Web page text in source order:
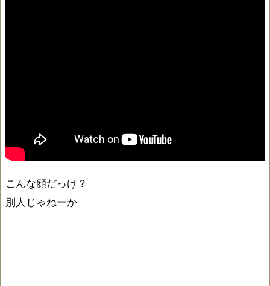
こんな顔だっけ？
別人じゃねーか